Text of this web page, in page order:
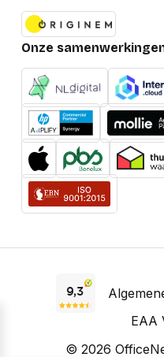
Onze
EAA
© 2026